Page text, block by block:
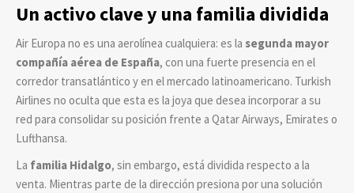
Un activo clave y una familia dividida
Air Europa no es una aerolínea cualquiera: es la segunda mayor
compañía aérea de España, con una fuerte presencia en el
corredor transatlántico y en el mercado latinoamericano. Turkish
Airlines no oculta que esta es la joya que desea incorporar a su
red para consolidar su posición frente a Qatar Airways, Emirates o
Lufthansa.
La familia Hidalgo, sin embargo, está dividida respecto a la
venta. Mientras parte de la dirección presiona por una solución